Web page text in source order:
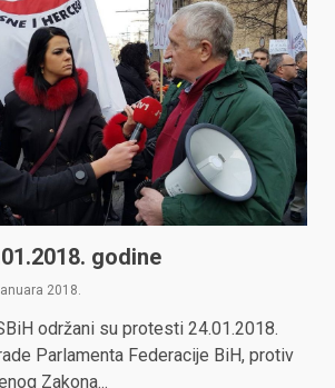
godine
2018.
održani su protesti 24.01.2018.
Parlamenta Federacije BiH, protiv
Zakona...